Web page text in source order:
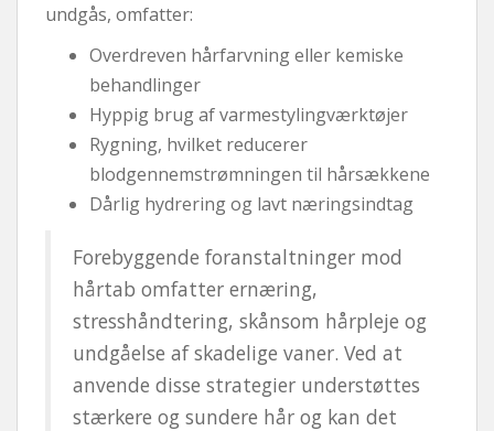
undgås, omfatter:
Overdreven hårfarvning eller kemiske
behandlinger
Hyppig brug af varmestylingværktøjer
Rygning, hvilket reducerer
blodgennemstrømningen til hårsækkene
Dårlig hydrering og lavt næringsindtag
Forebyggende foranstaltninger mod
hårtab omfatter ernæring,
stresshåndtering, skånsom hårpleje og
undgåelse af skadelige vaner. Ved at
anvende disse strategier understøttes
stærkere og sundere hår og kan det